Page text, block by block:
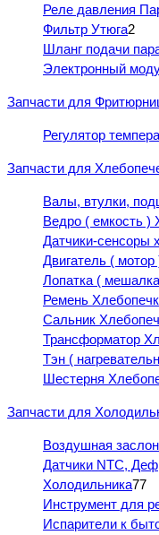
Реле давления
Фильтр Утюга2
Шланг подачи
Электронный
Запчасти для
Регулятор
Запчасти для
Валы, втулки,
Ведро ( емкость )
Датчики-сенсоры
Двигатель (
Лопатка (
Ремень
Сальник
Трансформатор
Тэн (
Шестерня
Запчасти для
Воздушная
Датчики NTC,
Холодильника77
Инструмент для
Испарители к